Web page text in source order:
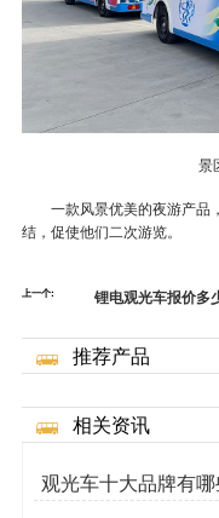
景
一款风景优美的夜游产品
结，促使他们二次游览。
上一个:
锂电观光车报价多
推荐产品
相关资讯
观光车十大品牌有
强爬坡动力[五菱]